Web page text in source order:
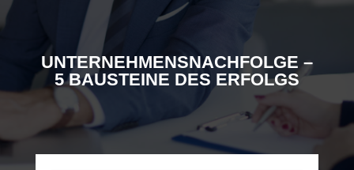
UNTERNEHMENSNACHFOLGE –
5 BAUSTEINE DES ERFOLGS